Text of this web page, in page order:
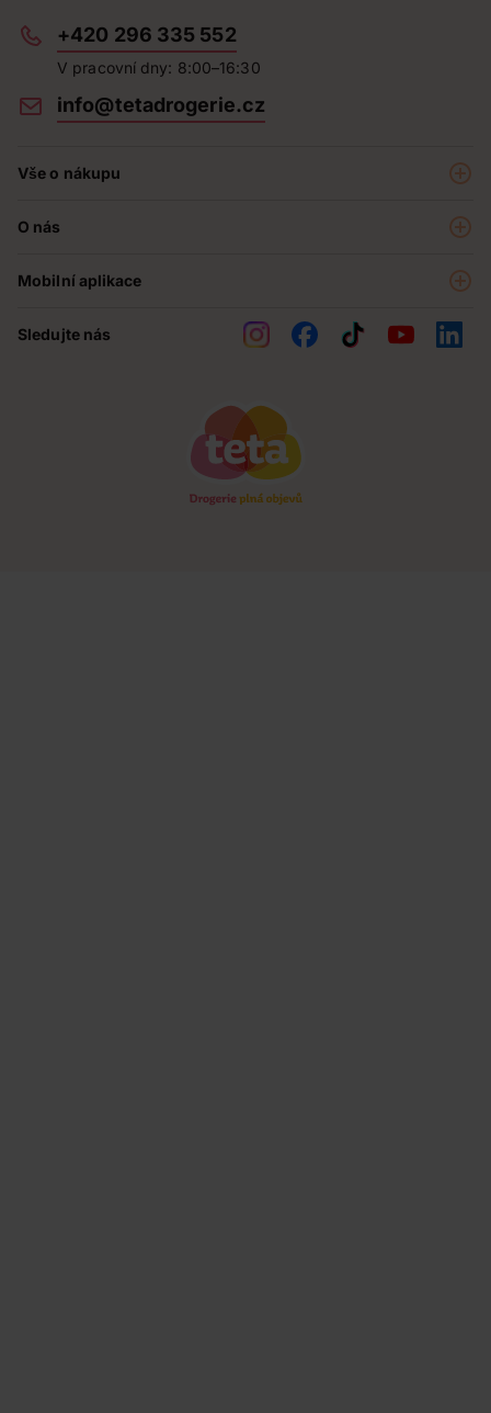
+420 296 335 552
V pracovní dny: 8:00–16:30
info@tetadrogerie.cz
Vše o nákupu
Prodejny
Obchodní podmínky
O nás
Teta pomáhá
Mobilní aplikace
Sledujte nás